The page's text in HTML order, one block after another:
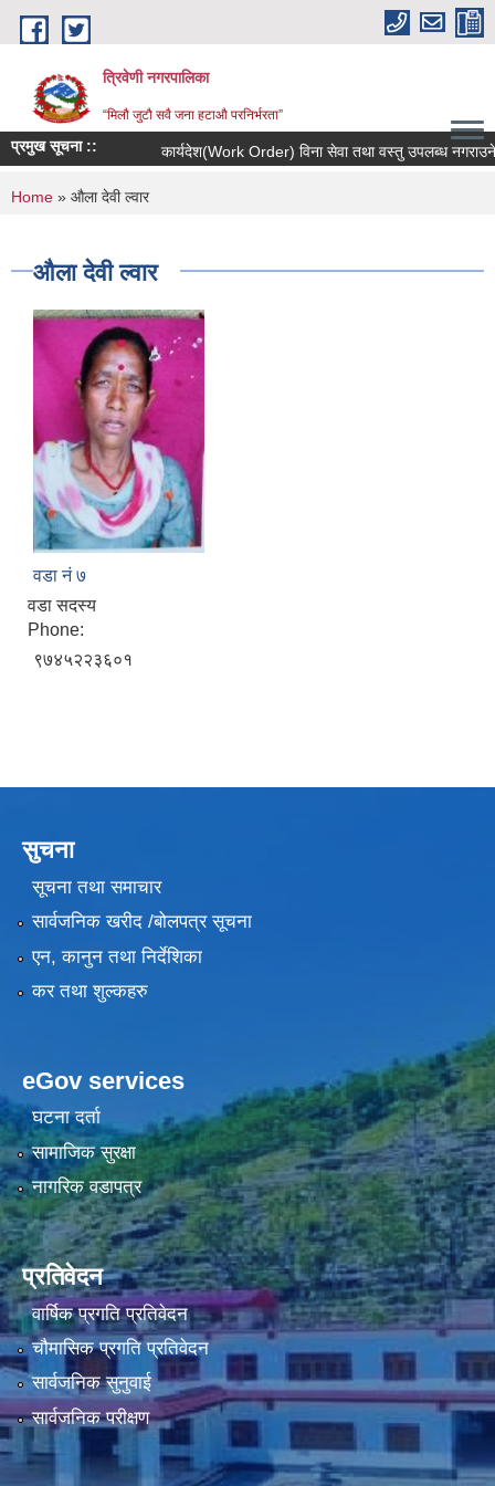
Skip to main content
त्रिवेणी नगरपालिका
“मिलौ जुटौ सवै जना हटाऔ परनिर्भरता”
प्रमुख सूचना :: कार्यदेश(Work Order) विना सेवा तथा वस्तु उपलब्ध नगराउने
You are here
Home » औला देवी ल्वार
औला देवी ल्वार
वडा नं ७
वडा सदस्य
Phone:
९७४५२२३६०१
सुचना
सूचना तथा समाचार
सार्वजनिक खरीद /बोलपत्र सूचना
एन, कानुन तथा निर्देशिका
कर तथा शुल्कहरु
eGov services
घटना दर्ता
सामाजिक सुरक्षा
नागरिक वडापत्र
प्रतिवेदन
वार्षिक प्रगति प्रतिवेदन
चौमासिक प्रगति प्रतिवेदन
सार्वजनिक सुनुवाई
सार्वजनिक परीक्षण